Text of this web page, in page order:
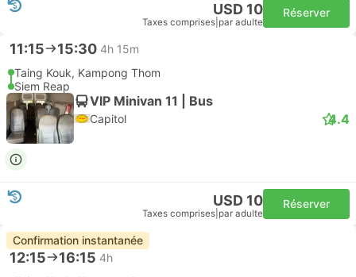
USD 10
Taxes comprises par adulte
Réserver
11:15 15:30 4h 15m
Taing Kouk, Kampong Thom
Siem Reap
VIP Minivan 11 | Bus
Capitol 4.4
USD 10
Taxes comprises par adulte
Réserver
Confirmation instantanée
12:15 16:15 4h